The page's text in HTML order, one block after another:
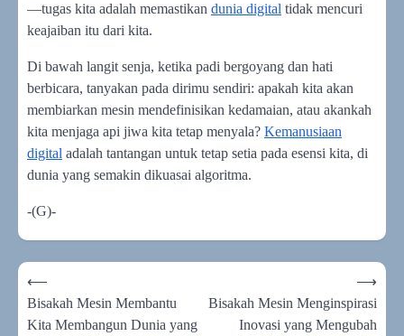
—tugas kita adalah memastikan dunia digital tidak mencuri
keajaiban itu dari kita.
Di bawah langit senja, ketika padi bergoyang dan hati
berbicara, tanyakan pada dirimu sendiri: apakah kita akan
membiarkan mesin mendefinisikan kedamaian, atau akankah
kita menjaga api jiwa kita tetap menyala? Kemanusiaan
digital adalah tantangan untuk tetap setia pada esensi kita, di
dunia yang semakin dikuasai algoritma.
-(G)-
Navigasi
pos
⟵
Bisakah Mesin Membantu
Kita Membangun Dunia yang
Bisakah Mesin Menginspirasi
Inovasi yang Mengubah
⟶